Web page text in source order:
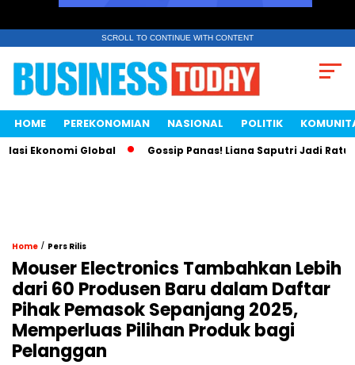
SCROLL TO CONTINUE WITH CONTENT
HOME PEREKONOMIAN NASIONAL POLITIK
Ekonomi Global Gossip Panas! Liana Saputri Jadi Ratu
Home / Pers Rilis
Mouser Electronics Tambahkan Lebih
dari 60 Produsen Baru dalam Daftar
Pihak Pemasok Sepanjang 2025,
Memperluas Pilihan Produk bagi
Pelanggan